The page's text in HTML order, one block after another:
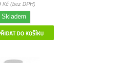
Kč (bez DPH)
Skladem